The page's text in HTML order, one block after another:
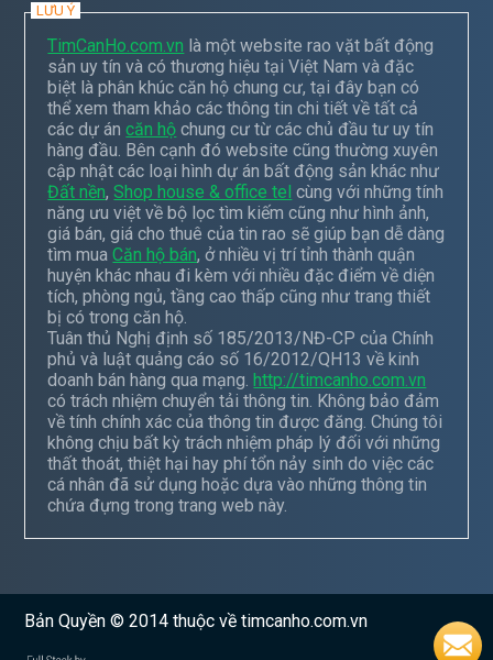
LƯU Ý
TimCanHo.com.vn là một website rao vặt bất động
sản uy tín và có thương hiệu tại Việt Nam và đặc
biệt là phân khúc căn hộ chung cư, tại đây bạn có
thể xem tham khảo các thông tin chi tiết về tất cả
các dự áncăn hộ chung cư từ các chủ đầu tư uy tín
hàng đầu. Bên cạnh đó website cũng thường xuyên
cập nhật các loại hình dự án bất động sản khác như
Đất nền,Shop house & office tel cùng với những tính
năng ưu việt về bộ lọc tìm kiếm cũng như hình ảnh,
giá bán, giá cho thuê của tin rao sẽ giúp bạn dễ dàng
tìm muaCăn hộ bán, ở nhiều vị trí tỉnh thành quận
huyện khác nhau đi kèm với nhiều đặc điểm về diện
tích, phòng ngủ, tầng cao thấp cũng như trang thiết
bị có trong căn hộ.
Tuân thủ Nghị định số 185/2013/NĐ-CP của Chính
phủ và luật quảng cáo số 16/2012/QH13 về kinh
doanh bán hàng qua mạng.http://timcanho.com.vn
có trách nhiệm chuyển tải thông tin. Không bảo đảm
về tính chính xác của thông tin được đăng. Chúng tôi
không chịu bất kỳ trách nhiệm pháp lý đối với những
thất thoát, thiệt hại hay phí tổn nảy sinh do việc các
cá nhân đã sử dụng hoặc dựa vào những thông tin
chứa đựng trong trang web này.
Bản Quyền © 2014 thuộc về timcanho.com.vn